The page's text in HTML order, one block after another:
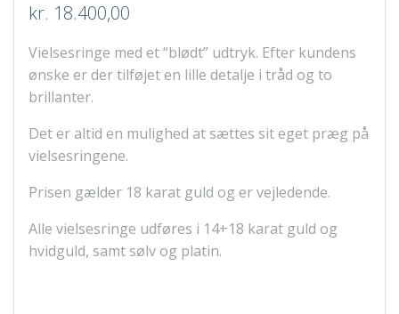
kr. 18.400,00
Vielsesringe med et “blødt” udtryk. Efter kundens
ønske er der tilføjet en lille detalje i tråd og to
brillanter.
Det er altid en mulighed at sættes sit eget præg på
vielsesringene.
Prisen gælder 18 karat guld og er vejledende.
Alle vielsesringe udføres i 14+18 karat guld og
hvidguld, samt sølv og platin.